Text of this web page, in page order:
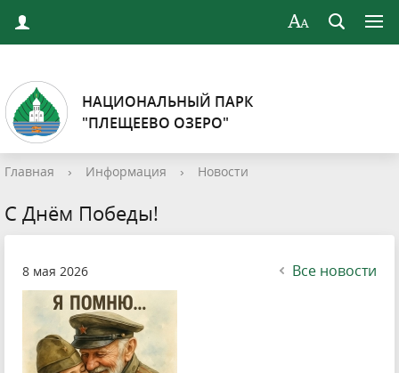
НАЦИОНАЛЬНЫЙ ПАРК
"ПЛЕЩЕЕВО ОЗЕРО"
Главная › Информация › Новости
С Днём Победы!
8 мая 2026 Все новости